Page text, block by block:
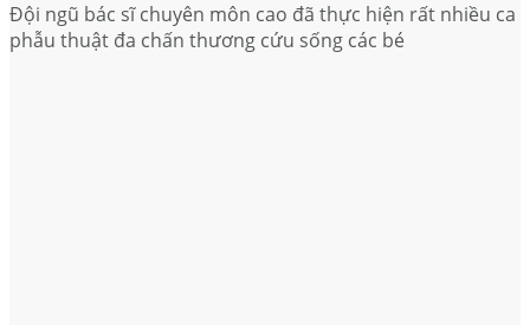
Đội ngũ bác sĩ chuyên môn cao đã thực hiện rất nhiều ca
phẫu thuật đa chấn thương cứu sống các bé